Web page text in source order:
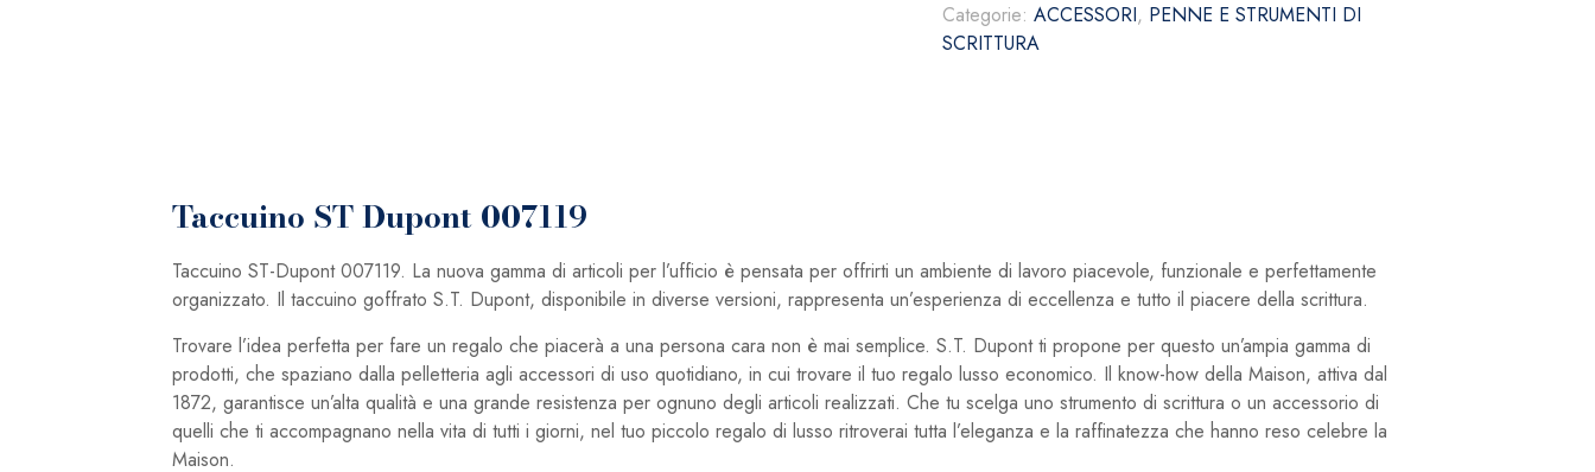
Categorie: ACCESSORI, PENNE E STRUMENTI DI
SCRITTURA
Taccuino ST Dupont 007119
Taccuino ST-Dupont 007119. La nuova gamma di articoli per l’ufficio è pensata per offrirti un ambiente di lavoro piacevole, funzionale e perfettamente
organizzato. Il taccuino goffrato S.T. Dupont, disponibile in diverse versioni, rappresenta un’esperienza di eccellenza e tutto il piacere della scrittura.
Trovare l’idea perfetta per fare un regalo che piacerà a una persona cara non è mai semplice. S.T. Dupont ti propone per questo un’ampia gamma di
prodotti, che spaziano dalla pelletteria agli accessori di uso quotidiano, in cui trovare il tuo regalo lusso economico. Il know-how della Maison, attiva dal
1872, garantisce un’alta qualità e una grande resistenza per ognuno degli articoli realizzati. Che tu scelga uno strumento di scrittura o un accessorio di
quelli che ti accompagnano nella vita di tutti i giorni, nel tuo piccolo regalo di lusso ritroverai tutta l’eleganza e la raffinatezza che hanno reso celebre la
Maison.